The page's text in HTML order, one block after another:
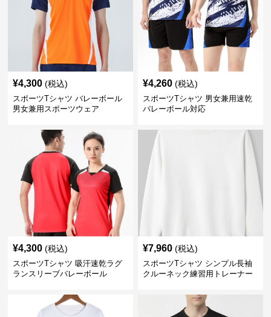
¥4,300 (税込)
スポーツTシャツ バレーボール
男女兼用スポーツウェア
¥4,260 (税込)
スポーツTシャツ 男女兼用速乾
バレーボール対応
¥4,300 (税込)
スポーツTシャツ 吸汗速乾ラグ
ランスリーブバレーボール
¥7,960 (税込)
スポーツTシャツ シンプル長袖
クルーネック練習用トレーナー